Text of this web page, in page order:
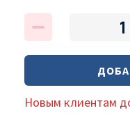
Новым клиентам